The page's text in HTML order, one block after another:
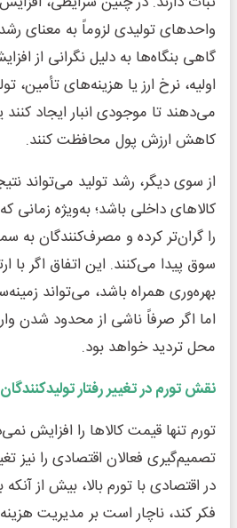
واحدهای تولیدی لزوماً به معنای
گاهی بنگاه‌ها به دلیل نگرانی از
اولیه، نرخ ارز یا هزینه‌های تأمین،
می‌دهند تا موجودی انبار ایجاد کنند
کاهش ارزش پول محافظت کنند.
از سوی دیگر، رشد تولید می‌تواند
کالاهای داخلی باشد؛ به‌ویژه زمانی
را گران‌تر کرده و مصرف‌کنندگان
سوق پیدا می‌کنند. این اتفاق اگر با
بهره‌وری همراه باشد، می‌تواند
اما اگر صرفاً ناشی از محدود شدن
محل تردید خواهد بود.
نقش تورم در تغییر رفتار تولیدکنندگان
تورم تنها قیمت کالاها را افزایش
تصمیم‌گیری فعالان اقتصادی را نیز
در اقتصادی با تورم بالا، بیش از
فکر کند، ناچار است بر مدیریت